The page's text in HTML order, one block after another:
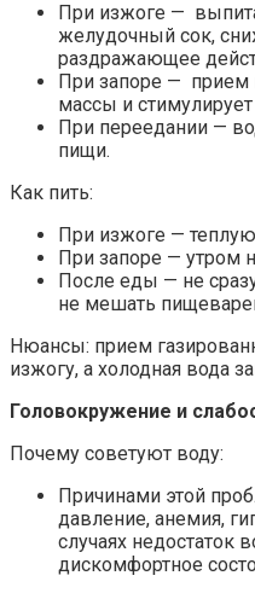
При изжоге —
желудочный сок,
раздражающее
При запоре — прием
массы и стимулирует
При переедании —
пищи.
Как пить:
При изжоге —
При запоре — утром
После еды — не
не мешать
Нюансы: прием
изжогу, а холодная вода
Головокружение и
Почему советуют воду:
Причинами этой
давление, анемия,
случаях недостаток
дискомфортное